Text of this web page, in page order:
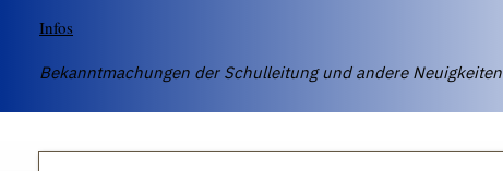
Infos
Bekanntmachungen der Schulleitung und andere Neuigkeiten